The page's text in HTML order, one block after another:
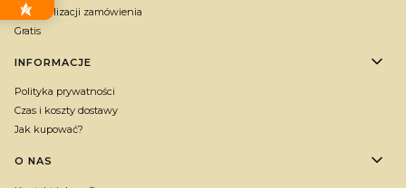
Czas realizacji zamówienia
Gratis
INFORMACJE
Polityka prywatności
Czas i koszty dostawy
Jak kupować?
O NAS